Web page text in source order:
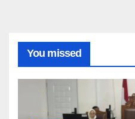
You missed